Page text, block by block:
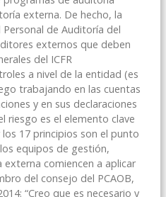
externa. De hecho, la
de Auditoría del
externos que deben
del ICFR
a nivel de la entidad (es
trabajando en las cuentas
y en sus declaraciones
riesgo es el elemento clave
17 principios son el punto
equipos de gestión,
comiencen a aplicar
del consejo del PCAOB,
“Creo que es necesario y